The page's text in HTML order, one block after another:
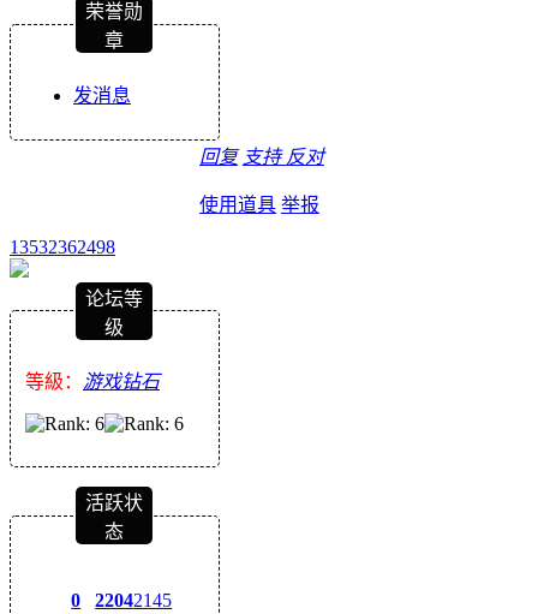
荣誉勋
章
发消息
回复 支持 反对
使用道具 举报
13532362498
论坛等
级
等級： 游戏钻石
活跃状
态
0 22042145